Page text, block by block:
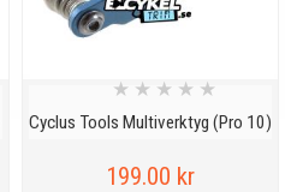
Cyclus Tools Multiverktyg (Pro 10)
★ ★ ★ ★ ★
199.00 kr